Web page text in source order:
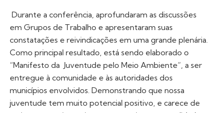
Durante a conferência, aprofundaram as discussões
em Grupos de Trabalho e apresentaram suas
constatações e reivindicações em uma grande plenária.
Como principal resultado, está sendo elaborado o
“Manifesto da Juventude pelo Meio Ambiente”, a ser
entregue à comunidade e às autoridades dos
municípios envolvidos. Demonstrando que nossa
juventude tem muito potencial positivo, e carece de